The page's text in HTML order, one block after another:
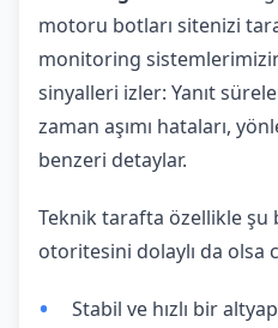
motoru botları sitenizi
monitoring
sinyalleri izler: Yanıt
zaman aşımı hataları,
benzeri detaylar.
Teknik tarafta özellikle şu
otoritesini dolaylı da olsa
Stabil ve hızlı bir